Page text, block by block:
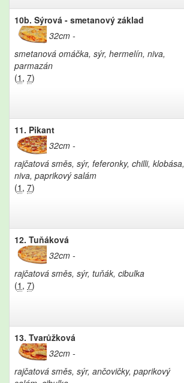
10b. Sýrová - smetanový základ
32cm
smetanová omáčka, sýr, hermelín, niva,
parmazán
(1 , 7)
11. Pikant
32cm
rajčatová směs, sýr, feferonky, chilli, klobása,
niva, paprikový salám
(1 , 7)
12. Tuňáková
32cm
rajčatová směs, sýr, tuňák, cibulka
(1 , 7)
13. Tvarůžková
32cm
rajčatová směs, sýr, ančovičky, paprikový